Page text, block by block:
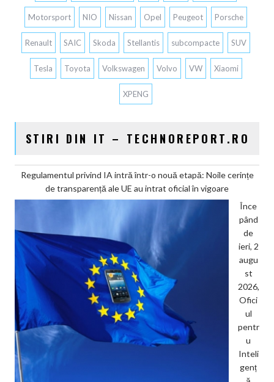
Motorsport NIO Nissan Opel Peugeot Porsche
Renault SAIC Skoda Stellantis subcompacte SUV
Tesla Toyota Volkswagen Volvo VW Xiaomi
XPENG
STIRI DIN IT – TECHNOREPORT.RO
Regulamentul privind IA intră într-o nouă etapă: Noile cerințe
de transparență ale UE au intrat oficial în vigoare
Înce
pând
de
ieri, 2
augu
st
2026,
Ofici
ul
pentr
u
Inteli
genț